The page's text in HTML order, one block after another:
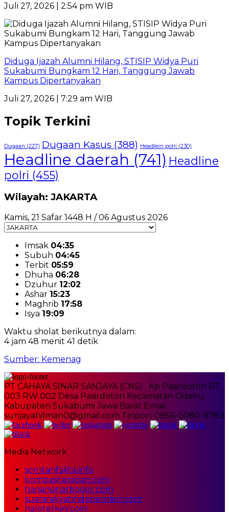
Juli 27, 2026 | 2:54 pm WIB
Diduga Ijazah Alumni Hilang, STISIP Widya Puri
Sukabumi Bungkam 12 Hari, Tanggung Jawab
Kampus Dipertanyakan
Juli 27, 2026 | 7:29 am WIB
Topik Terkini
Dugaan (227) Dugaan Kasus (388) Headlein polri (230)
Headline daerah (741) Headline
polri (455)
Wilayah: JAKARTA
Kamis, 21 Safar 1448 H / 06 Agustus 2026
Imsak 04:35
Subuh 04:45
Terbit 05:59
Dhuha 06:28
Dzuhur 12:02
Ashar 15:23
Maghrib 17:58
Isya 19:09
Waktu sholat berikutnya dalam:
4 jam 48 menit 41 detik
Sumber: Kemenag
PT CAHAYA SINAR SANJAYA (CNS) Kp Pasirdoton RT
003 RW 002 Desa Pasirdoton Kecamatan Cidahu
Kabupaten Sukabumi Jawa Barat Email:
sunjayahilman0@gmail.com Telpon: 0856-0080-9783
Media Network
sorotanfakta.info
kompasharapan.com
hariansinarbogor.com
suararakyatindependen.com
haloterkini.com